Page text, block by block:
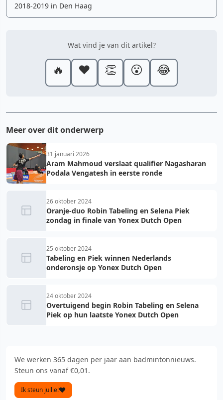
2018-2019 in Den Haag
Wat vind je van dit artikel?
🔥 ❤️ 👏 😮 😂
Meer over dit onderwerp
31 januari 2026
Aram Mahmoud verslaat qualifier Nagasharan
Podala Vengatesh in eerste ronde
26 oktober 2024
Oranje-duo Robin Tabeling en Selena Piek
zondag in finale van Yonex Dutch Open
25 oktober 2024
Tabeling en Piek winnen Nederlands
onderonsje op Yonex Dutch Open
24 oktober 2024
Overtuigend begin Robin Tabeling en Selena
Piek op hun laatste Yonex Dutch Open
We werken 365 dagen per jaar aan badmintonnieuws.
Steun ons vanaf €0,01.
Ik steun jullie!